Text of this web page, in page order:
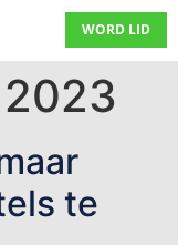
WORD LID
te